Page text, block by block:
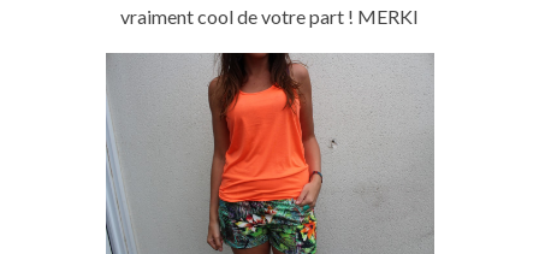
vraiment cool de votre part ! MERKI